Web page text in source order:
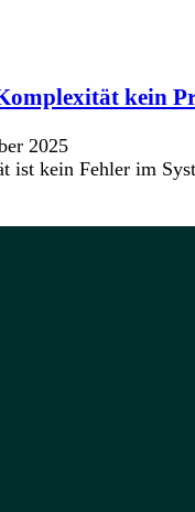
kein
2025
ist kein Fehler im